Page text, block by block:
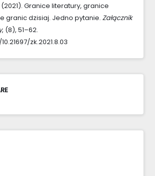
Granice literatury, granice
granic dzisiaj. Jedno pytanie. Załącznik
, (8), 51–62.
zk.2021.8.03